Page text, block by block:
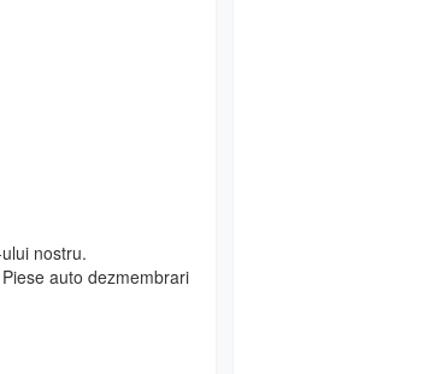
nostru.
auto dezmembrari